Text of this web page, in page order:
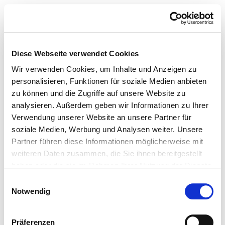
Diese Webseite verwendet Cookies
Wir verwenden Cookies, um Inhalte und Anzeigen zu
personalisieren, Funktionen für soziale Medien anbieten
zu können und die Zugriffe auf unsere Website zu
analysieren. Außerdem geben wir Informationen zu Ihrer
Verwendung unserer Website an unsere Partner für
soziale Medien, Werbung und Analysen weiter. Unsere
Partner führen diese Informationen möglicherweise mit
weiteren Daten zusammen, die Sie ihnen bereitgestellt
Notwendig
Präferenzen